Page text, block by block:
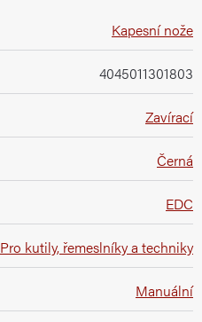
Kapesní nože
4045011301803
Zavírací
Černá
EDC
Pro kutily, řemeslníky a techniky
Manuální